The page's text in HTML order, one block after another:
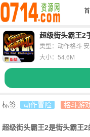
超级街头霸王2
类型：动作格斗
大小：54.6M
标签: 动作冒险 格斗游
超级街头霸王2是街头霸王